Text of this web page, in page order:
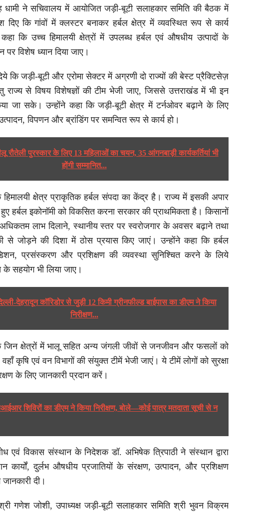
धामी ने सचिवालय में आयोजित जड़ी-बूटी सलाहकार समिति की बैठक में
दिए कि गांवों में क्लस्टर बनाकर हर्बल क्षेत्र में व्यवस्थित रूप से कार्य
कि उच्च हिमालयी क्षेत्रों में उपलब्ध हर्बल एवं औषधीय उत्पादों के
पर विशेष ध्यान दिया जाए।
कि जड़ी-बूटी और एरोमा सेक्टर में अग्रणी दो राज्यों की बेस्ट प्रैक्टिसेज़
से विषय विशेषज्ञों की टीम भेजी जाए, जिससे उत्तराखंड में भी इन
जा सके। उन्होंने कहा कि जड़ी-बूटी क्षेत्र में टर्नओवर बढ़ाने के लिए
विपणन और ब्रांडिंग पर समन्वित रूप से कार्य हो।
रौतेली पुरस्कार के लिए 13 महिलाओं का चयन, 35 आंगनबाड़ी कार्यकर्तियां भी
होंगी सम्मानित...
क्षेत्र प्राकृतिक हर्बल संपदा का केंद्र है। राज्य में इसकी अपार
हर्बल इकोनॉमी को विकसित करना सरकार की प्राथमिकता है। किसानों
लाभ दिलाने, स्थानीय स्तर पर स्वरोजगार के अवसर बढ़ाने तथा
से जोड़ने की दिशा में ठोस प्रयास किए जाएं। उन्होंने कहा कि हर्बल
प्रसंस्करण और प्रशिक्षण की व्यवस्था सुनिश्चित करने के लिये
के सहयोग भी लिया जाए।
देहरादून कॉरिडोर से जुड़ी 12 किमी ग्रीनफील्ड बाईपास का डीएम ने किया
निरीक्षण...
जिन क्षेत्रों में भालू सहित अन्य जंगली जीवों से जनजीवन और फसलों को
कृषि एवं वन विभागों की संयुक्त टीमें भेजी जाएं। ये टीमें लोगों को सुरक्षा
के लिए जानकारी प्रदान करें।
शिविरों का डीएम ने किया निरीक्षण, बोले—कोई पात्र मतदाता सूची से न
एवं विकास संस्थान के निदेशक डॉ. अभिषेक त्रिपाठी ने संस्थान द्वारा
कार्यों, दुर्लभ औषधीय प्रजातियों के संरक्षण, उत्पादन, और प्रशिक्षण
दी।
गणेश जोशी, उपाध्यक्ष जड़ी-बूटी सलाहकार समिति श्री भुवन विक्रम